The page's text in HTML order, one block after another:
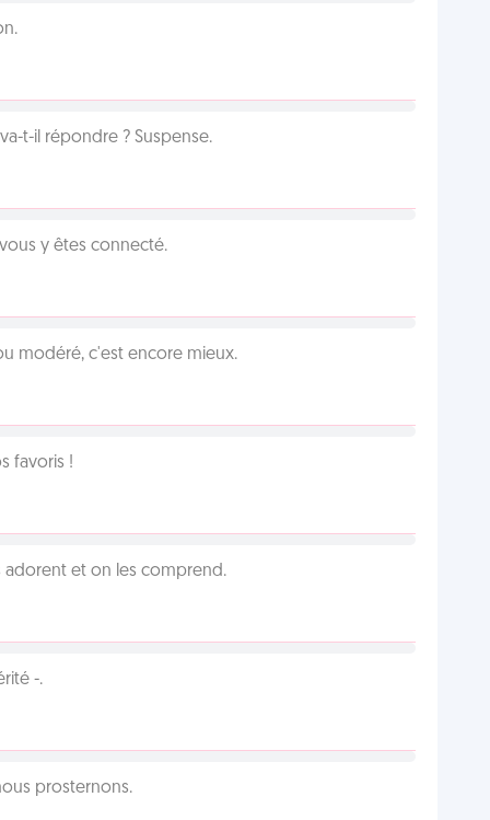
t-il répondre ? Suspense.
y êtes connecté.
modéré, c'est encore mieux.
favoris !
adorent et on les comprend.
-.
prosternons.